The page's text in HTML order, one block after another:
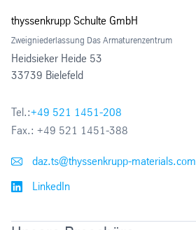
thyssenkrupp Schulte GmbH
Zweigniederlassung Das Armaturenzentrum
Heidsieker Heide 53
33739 Bielefeld
Tel.:+49 521 1451-208
Fax.: +49 521 1451-388
daz.ts@thyssenkrupp-materials.com
LinkedIn